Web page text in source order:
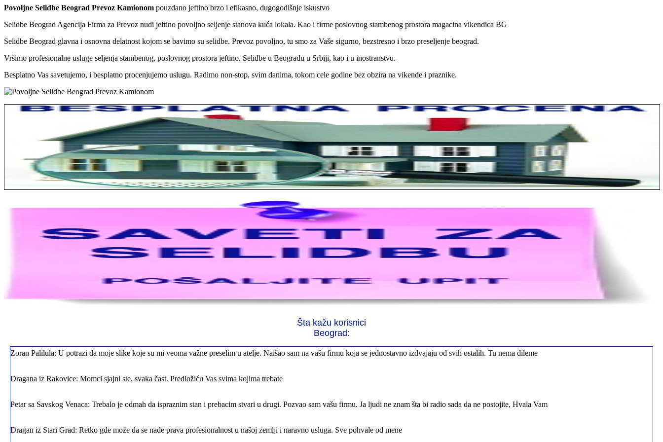
Povoljne Selidbe Beograd Prevoz Kamionom pouzdano jeftino brzo i efikasno, dugogodišnje iskustvo
Selidbe Beograd Agencija Firma za Prevoz nudi jeftino povoljno seljenje stanova kuća lokala. Kao i firme poslovnog stambenog prostora magacina vikendica BG
Selidbe Beograd glavna i osnovna delatnost kojom se bavimo su selidbe. Prevoz povoljno, tu smo za Vaše sigurno, bezstresno i brzo preseljenje beograd.
Vršimo profesionalne usluge seljenja stambenog, poslovnog prostora jeftino. Selidbe u Beogradu u Srbiji, kao i u inostranstvu.
Besplatno Vas savetujemo, i besplatno procenjujemo uslugu. Radimo non-stop, svim danima, tokom cele godine bez obzira na vikende i praznike.
Šta kažu korisnici
Beograd:
Jelena sa Čukarice: Mogu da pohvalim sve radnike u firmi jer su stvarno profesionalni. Iselili su moje stvari veoma pažljivo
Milica iz Novog Beograda: Zahvaljujuću vašoj firmi. Istog dana sam preselila sve stvari u moj novi stan. Hvala Vam puno
Zoran Palilula: U potrazi da moje slike koje su mi veoma važne preselim u atelje. Naišao sam na vašu firmu koja se jednostavno izdvajaju od svih ostalih. Tu nema dileme
Dragana iz Rakovice: Momci sjajni ste, svaka čast. Predložiću Vas svima kojima trebate
Petar sa Savskog Venaca: Trebalo je odmah da ispraznim stan i prebacim stvari u drugi. Pozvao sam vašu firmu. Ja ljudi ne znam šta bi radio sada da ne postojite, Hvala Vam
Dragan iz Stari Grad: Retko gde može da se nađe prava profesionalnost u našoj zemlji i naravno usluga. Sve pohvale od mene
Mica sa Voždovaca: Moje kućne ljubimce sam preselila preko vaše firme. Mogu samo da Vam poželim sve najbolje i Hvala Vam Puno